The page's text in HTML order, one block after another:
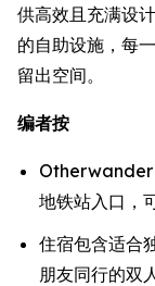
供高效且充满设
的自助设施，每
留出空间。
编者按
Otherwander
地铁站入口，
住宿包含适合
朋友同行的双